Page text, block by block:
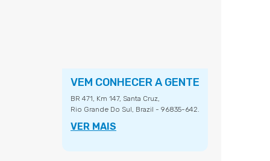
VEM CONHECER A GENTE
BR 471, Km 147, Santa Cruz,
Rio Grande Do Sul, Brazil - 96835-642.
VER MAIS